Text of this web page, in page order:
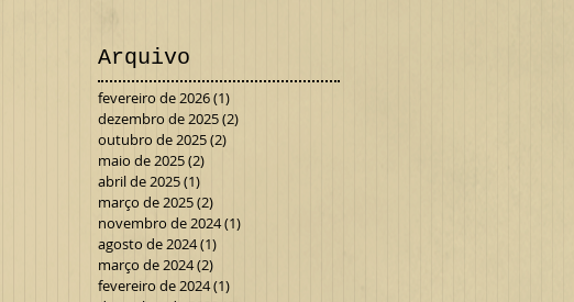
Arquivo
fevereiro de 2026(1)
dezembro de 2025(2)
outubro de 2025(2)
maio de 2025(2)
abril de 2025(1)
março de 2025(2)
novembro de 2024(1)
agosto de 2024(1)
março de 2024(2)
fevereiro de 2024(1)